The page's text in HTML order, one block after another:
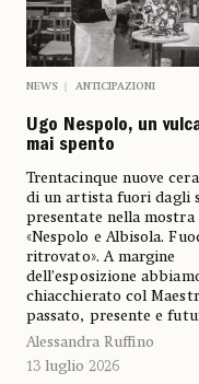
NEWS ANTICIPAZIONI
Ugo Nespolo, un
mai spento
Trentacinque nuove
di un artista fuori dagli
presentate nella mostra
«Nespolo e Albisola.
ritrovato». A margine
dell’esposizione
chiacchierato col
passato, presente e
Alessandra Ruffino
13 luglio 2026